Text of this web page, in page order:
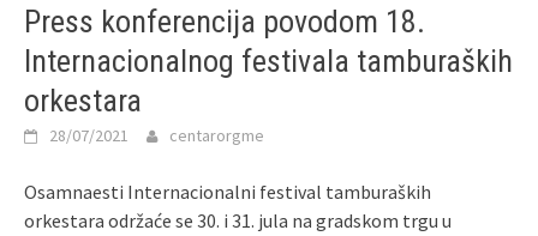
Press konferencija povodom 18.
Internacionalnog festivala tamburaških
orkestara
28/07/2021 centarorgme
Osamnaesti Internacionalni festival tamburaških
orkestara održaće se 30. i 31. jula na gradskom trgu u